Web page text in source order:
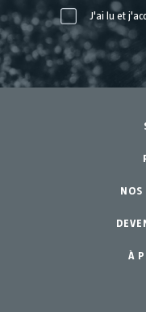
J'ai lu et
À